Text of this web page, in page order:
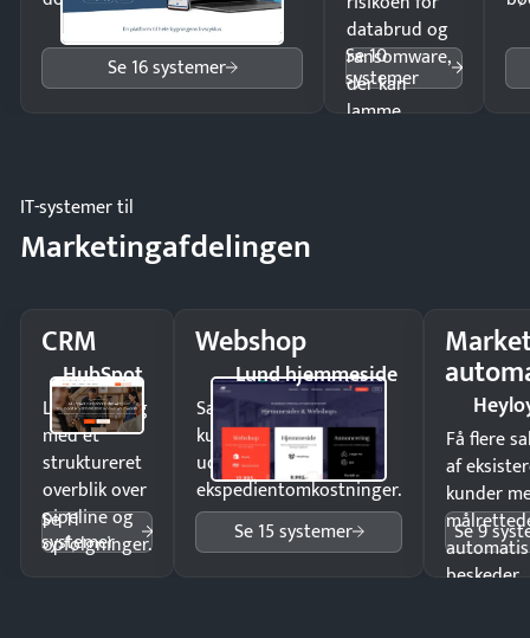
Se 16 systemer
databrud og
ransomware,
der kan
lamme
Se 10
systemer
IT-systemer til
Marketingafdelingen
CRM
HubSpot
Luk flere salg
med et
struktureret
overblik over
pipeline og
opfølgninger.
Se 11
systemer
Webshop
Lund hjemmeside
Sælg produkter 24/7 til
kunder i hele landet
uden
ekspedientomkostninger.
Se 15 systemer
Få flere
af
kunder
beskeder.
Se 9